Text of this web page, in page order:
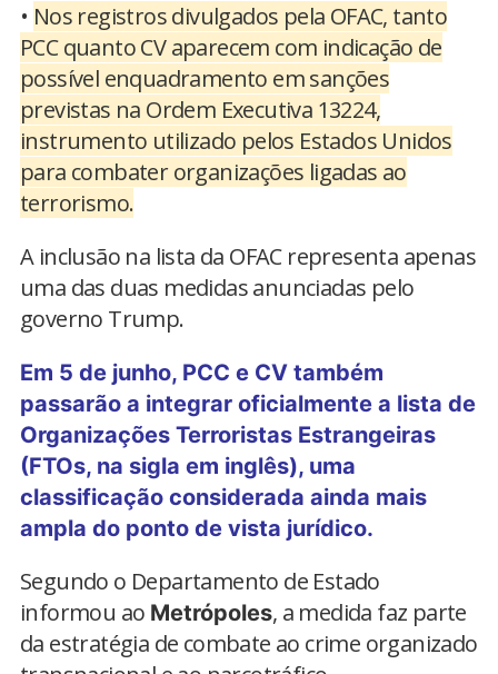
• Nos registros divulgados pela OFAC, tanto
PCC quanto CV aparecem com indicação de
possível enquadramento em sanções
previstas na Ordem Executiva 13224,
instrumento utilizado pelos Estados Unidos
para combater organizações ligadas ao
terrorismo.
A inclusão na lista da OFAC representa apenas
uma das duas medidas anunciadas pelo
governo Trump.
Em 5 de junho, PCC e CV também
passarão a integrar oficialmente a lista de
Organizações Terroristas Estrangeiras
(FTOs, na sigla em inglês), uma
classificação considerada ainda mais
ampla do ponto de vista jurídico.
Segundo o Departamento de Estado
informou ao Metrópoles, a medida faz parte
da estratégia de combate ao crime organizado